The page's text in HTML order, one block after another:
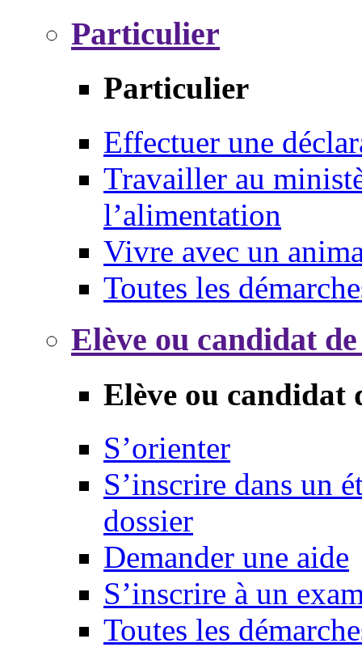
Particulier
Particulier
Effectuer une
Travailler au
l’alimentation
Vivre avec un
Toutes les
Elève ou candidat
Elève ou candidat
S’orienter
S’inscrire dans un
dossier
Demander une aide
S’inscrire à un
Toutes les